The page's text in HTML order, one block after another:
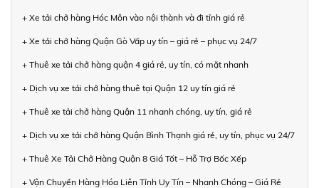
+ Xe tải chở hàng Hóc Môn vào nội thành và đi tỉnh giá rẻ
+ Xe tải chở hàng Quận Gò Vấp uy tín – giá rẻ – phục vụ 24/7
+ Thuê xe tải chở hàng quận 4 giá rẻ, uy tín, có mặt nhanh
+ Dịch vụ xe tải chở hàng thuê tại Quận 12 uy tín giá rẻ
+ Thuê xe tải chở hàng Quận 11 nhanh chóng, uy tín, giá rẻ
+ Dịch vụ xe tải chở hàng Quận Bình Thạnh giá rẻ, uy tín, phục vụ 24/7
+ Thuê Xe Tải Chở Hàng Quận 8 Giá Tốt – Hỗ Trợ Bốc Xếp
+ Vận Chuyển Hàng Hóa Liên Tỉnh Uy Tín – Nhanh Chóng – Giá Rẻ